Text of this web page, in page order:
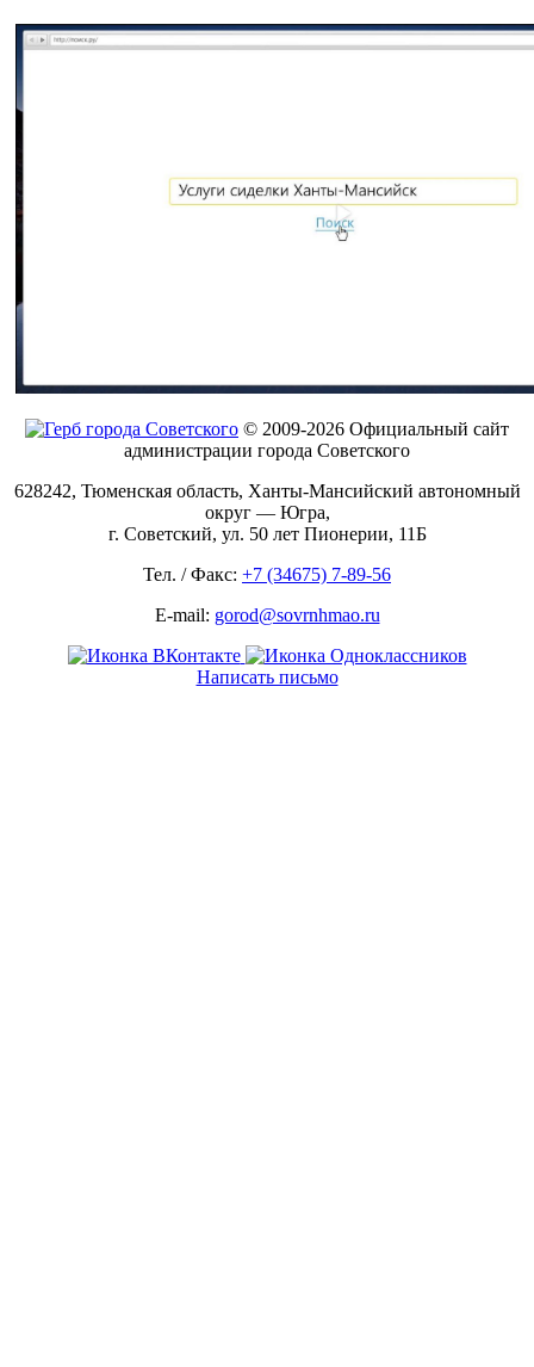
© 2009-2026 Официальный сайт
администрации города Советского
628242, Тюменская область, Ханты-Мансийский автономный
округ — Югра,
г. Советский, ул. 50 лет Пионерии, 11Б
Тел. / Факс: +7 (34675) 7-89-56
E-mail: gorod@sovrnhmao.ru
Написать письмо